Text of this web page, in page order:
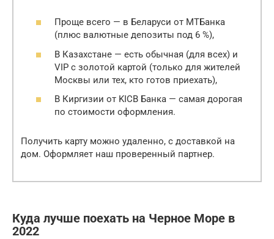
Проще всего — в Беларуси от МТБанка
(плюс валютные депозиты под 6 %),
В Казахстане — есть обычная (для всех) и
VIP с золотой картой (только для жителей
Москвы или тех, кто готов приехать),
В Киргизии от KICB Банка — самая дорогая
по стоимости оформления.
Получить карту можно удаленно, с доставкой на
дом. Оформляет наш проверенный партнер.
Куда лучше поехать на Черное Море в
2022